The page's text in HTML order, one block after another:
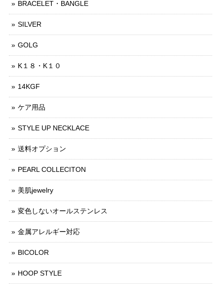
BRACELET・BANGLE
SILVER
GOLG
K１８・K１０
14KGF
ケア用品
STYLE UP NECKLACE
送料オプション
PEARL COLLECITON
美肌jewelry
変色しないオールステンレス
金属アレルギー対応
BICOLOR
HOOP STYLE